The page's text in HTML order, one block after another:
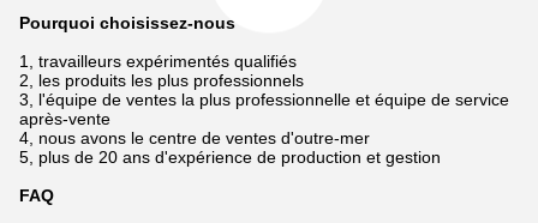
Pourquoi choisissez-nous
1, travailleurs expérimentés qualifiés
2, les produits les plus professionnels
3, l'équipe de ventes la plus professionnelle et équipe de service
après-vente
4, nous avons le centre de ventes d'outre-mer
5, plus de 20 ans d'expérience de production et gestion
FAQ